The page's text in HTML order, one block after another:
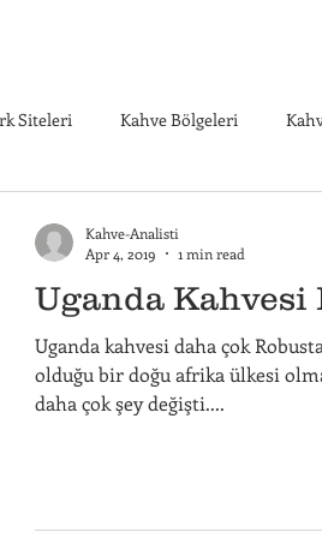
Siteleri Kahve Bölgeleri
Türkeri
Uganda Kahvesi
Uganda kahvesi daha çok
olduğu bir doğu afrika ülkesi
daha çok şey değişti....
Kahve-Analisti
Apr 4, 2019
1 min read